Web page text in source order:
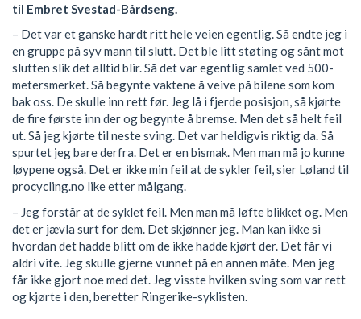
til Embret Svestad-Bårdseng.
– Det var et ganske hardt ritt hele veien egentlig. Så endte jeg i
en gruppe på syv mann til slutt. Det ble litt støting og sånt mot
slutten slik det alltid blir. Så det var egentlig samlet ved 500-
metersmerket. Så begynte vaktene å veive på bilene som kom
bak oss. De skulle inn rett før. Jeg lå i fjerde posisjon, så kjørte
de fire første inn der og begynte å bremse. Men det så helt feil
ut. Så jeg kjørte til neste sving. Det var heldigvis riktig da. Så
spurtet jeg bare derfra. Det er en bismak. Men man må jo kunne
løypene også. Det er ikke min feil at de sykler feil, sier Løland til
procycling.no like etter målgang.
– Jeg forstår at de syklet feil. Men man må løfte blikket og. Men
det er jævla surt for dem. Det skjønner jeg. Man kan ikke si
hvordan det hadde blitt om de ikke hadde kjørt der. Det får vi
aldri vite. Jeg skulle gjerne vunnet på en annen måte. Men jeg
får ikke gjort noe med det. Jeg visste hvilken sving som var rett
og kjørte i den, beretter Ringerike-syklisten.